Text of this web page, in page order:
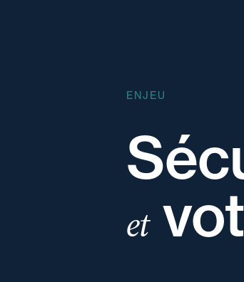
ENJEU
et